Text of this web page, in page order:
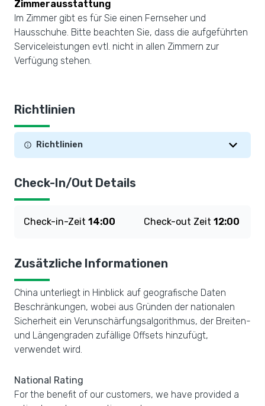
Zimmerausstattung
Im Zimmer gibt es für Sie einen Fernseher und
Hausschuhe. Bitte beachten Sie, dass die aufgeführten
Serviceleistungen evtl. nicht in allen Zimmern zur
Verfügung stehen.
Richtlinien
Richtlinien
Check-In/Out Details
Check-in-Zeit 14:00 Check-out Zeit 12:00
Zusätzliche Informationen
China unterliegt in Hinblick auf geografische Daten
Beschränkungen, wobei aus Gründen der nationalen
Sicherheit ein Verunschärfungsalgorithmus, der Breiten-
und Längengraden zufällige Offsets hinzufügt,
verwendet wird.
National Rating
For the benefit of our customers, we have provided a